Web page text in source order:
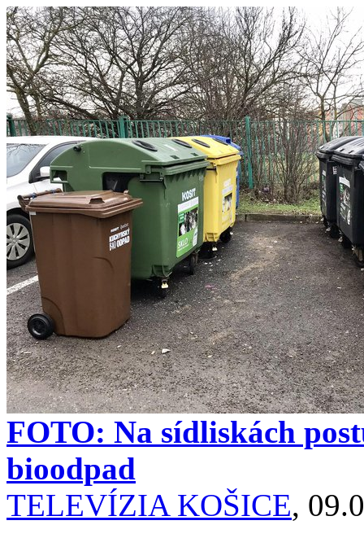
FOTO: Na sídliskách
bioodpad
TELEVÍZIA KOŠICE,